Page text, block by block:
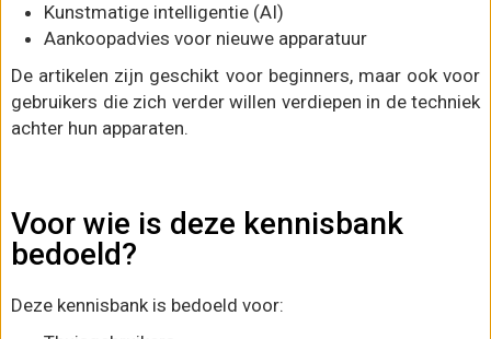
Kunstmatige intelligentie (AI)
Aankoopadvies voor nieuwe apparatuur
De artikelen zijn geschikt voor beginners, maar ook voor
gebruikers die zich verder willen verdiepen in de techniek
achter hun apparaten.
Voor wie is deze kennisbank
bedoeld?
Deze kennisbank is bedoeld voor: